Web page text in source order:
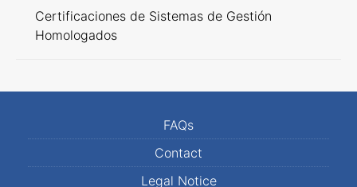
Certificaciones de Sistemas de Gestión
Homologados
FAQs
Contact
Legal Notice